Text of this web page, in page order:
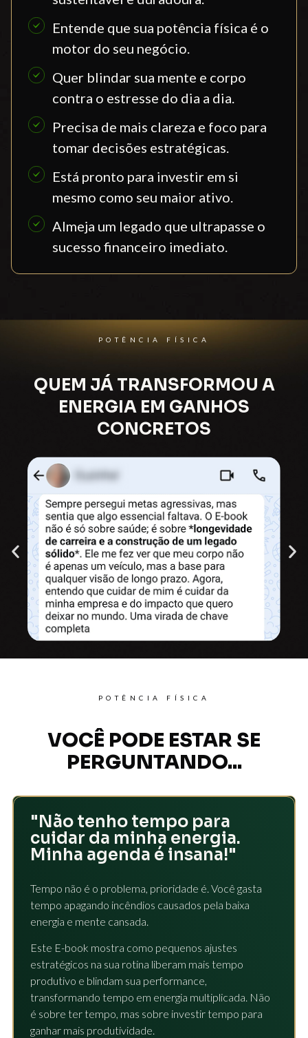
Entende que sua potência física é o
motor do seu negócio.
Quer blindar sua mente e corpo
contra o estresse do dia a dia.
Precisa de mais clareza e foco para
tomar decisões estratégicas.
Está pronto para investir em si
mesmo como seu maior ativo.
Almeja um legado que ultrapasse o
sucesso financeiro imediato.
POTÊNCIA FÍSICA
QUEM JÁ TRANSFORMOU A
ENERGIA EM GANHOS
CONCRETOS
POTÊNCIA FÍSICA
VOCÊ PODE ESTAR SE
PERGUNTANDO...
"Não tenho tempo para
cuidar da minha energia.
Minha agenda é insana!"
Tempo não é o problema, prioridade é. Você gasta
tempo apagando incêndios causados pela baixa
energia e mente cansada.
Este E-book mostra como pequenos ajustes
estratégicos na sua rotina liberam mais tempo
produtivo e blindam sua performance,
transformando tempo em energia multiplicada. Não
é sobre ter tempo, mas sobre investir tempo para
ganhar mais produtividade.